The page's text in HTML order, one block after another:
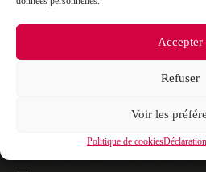
Accepter
Refuser
Voir les
Politique de cookies
Joindre votre CV (format pdf,
Joindre votre lettre de motivation